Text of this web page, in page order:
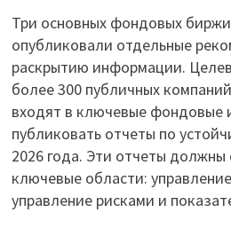
Три основных фондовых
опубликовали отдельные
раскрытию информации.
более 300 публичных
входят в ключевые фондовые
публиковать отчеты по
2026 года. Эти отчеты должны
ключевые области:
управление рисками и